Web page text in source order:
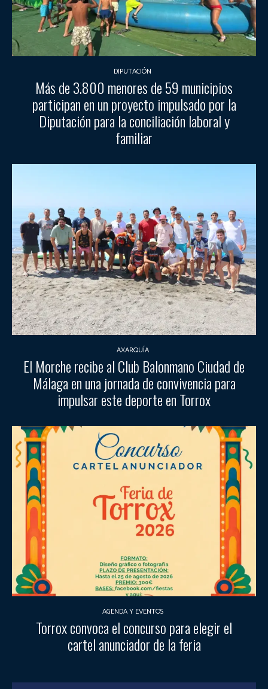
DIPUTACIÓN
Más de 3.800 menores de 59 municipios
participan en un proyecto impulsado por la
Diputación para la conciliación laboral y
familiar
AXARQUÍA
El Morche recibe al Club Balonmano Ciudad de
Málaga en una jornada de convivencia para
impulsar este deporte en Torrox
AGENDA Y EVENTOS
Torrox convoca el concurso para elegir el
cartel anunciador de la feria